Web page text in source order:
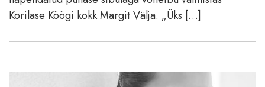
Korilase Köögi kokk Margit Välja. „Üks […]